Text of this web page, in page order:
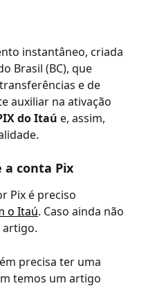
instantâneo, criada
Brasil (BC), que
e de
auxiliar na ativação
do Itaú e, assim,
a conta Pix
Pix é preciso
o Itaú. Caso ainda não
artigo.
precisa ter uma
temos um artigo